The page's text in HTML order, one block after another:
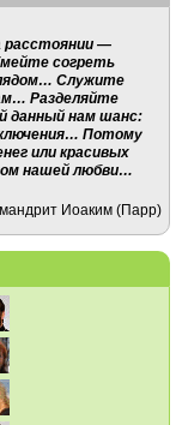
расстоянии —
согреть
Служите
Разделяйте
данный нам шанс:
Потому
или красивых
нашей любви…
Иоаким (Парр)